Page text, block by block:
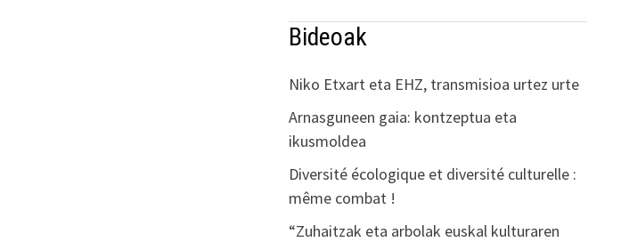
Bideoak
Niko Etxart eta EHZ, transmisioa urtez urte
Arnasguneen gaia: kontzeptua eta
ikusmoldea
Diversité écologique et diversité culturelle :
même combat !
“Zuhaitzak eta arbolak euskal kulturaren